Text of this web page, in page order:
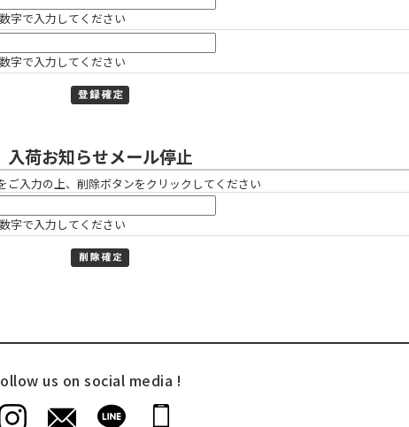
字で入力してください
字で入力してください
入荷お知らせメール停止
ご入力の上、削除ボタンをクリックしてください
字で入力してください
us on social media !